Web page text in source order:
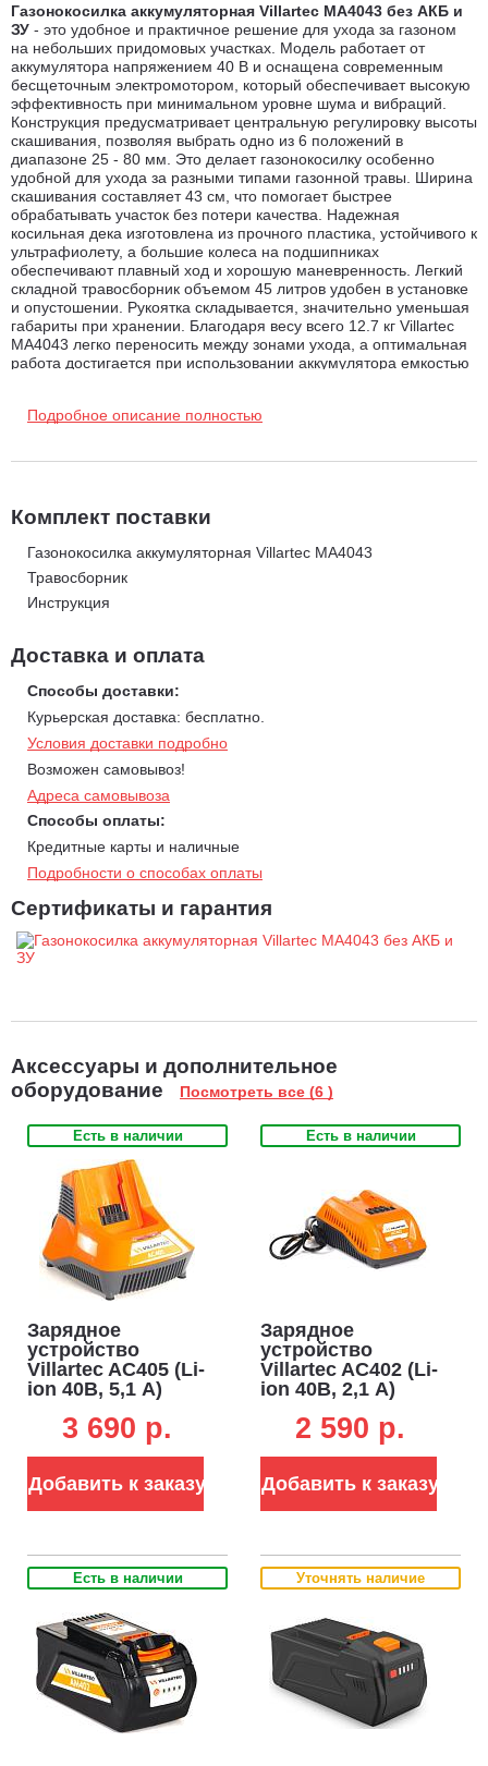
Газонокосилка аккумуляторная Villartec MA4043 без АКБ и
ЗУ - это удобное и практичное решение для ухода за газоном
на небольших придомовых участках. Модель работает от
аккумулятора напряжением 40 В и оснащена современным
бесщеточным электромотором, который обеспечивает высокую
эффективность при минимальном уровне шума и вибраций.
Конструкция предусматривает центральную регулировку высоты
скашивания, позволяя выбрать одно из 6 положений в
диапазоне 25 - 80 мм. Это делает газонокосилку особенно
удобной для ухода за разными типами газонной травы. Ширина
скашивания составляет 43 см, что помогает быстрее
обрабатывать участок без потери качества. Надежная
косильная дека изготовлена из прочного пластика, устойчивого к
ультрафиолету, а большие колеса на подшипниках
обеспечивают плавный ход и хорошую маневренность. Легкий
складной травосборник объемом 45 литров удобен в установке
и опустошении. Рукоятка складывается, значительно уменьшая
габариты при хранении. Благодаря весу всего 12.7 кг Villartec
MA4043 легко переносить между зонами ухода, а оптимальная
работа достигается при использовании аккумулятора емкостью
Преимущества газонокосилки Villartec MA4043
выбирать нужный уровень скашивания
Ширина скашивания 43 смпомогает быстрее обрабатывать
участок
Устойчивый к УФ пластик
Большие колеса на подшипниках
хода и маневренность
Складная рукояткауменьшает размеры при хранении
Легкий травосборник 45 л
обслуживании
Подробное описание полностью
Комплект поставки
Газонокосилка аккумуляторная Villartec MA4043
Травосборник
Инструкция
Доставка и оплата
Способы доставки:
Курьерская доставка: бесплатно.
Условия доставки подробно
Возможен самовывоз!
Адреса самовывоза
Способы оплаты:
Кредитные карты и наличные
Подробности о способах оплаты
Сертификаты и гарантия
Аксессуары и дополнительное
оборудование
Посмотреть все (6 )
Есть в наличии
Зарядное
устройство
Villartec AC405 (Li-
ion 40В, 5,1 А)
3 690 p.
Добавить к заказу
Есть в наличии
Зарядное
устройство
Villartec AC402 (Li-
ion 40В, 2,1 А)
2 590 p.
Добавить к заказу
Есть в наличии Уточнять наличие